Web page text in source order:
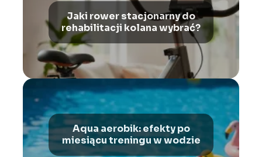
Jaki rower stacjonarny do
rehabilitacji kolana wybrać?
Aqua aerobik: efekty po
miesiącu treningu w wodzie